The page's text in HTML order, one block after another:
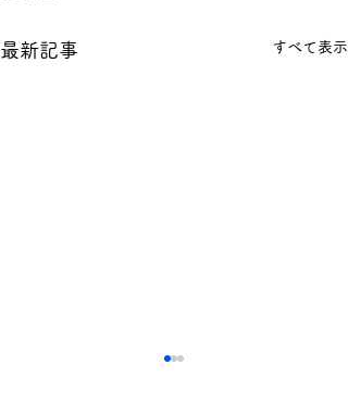
最新記事 すべて表示